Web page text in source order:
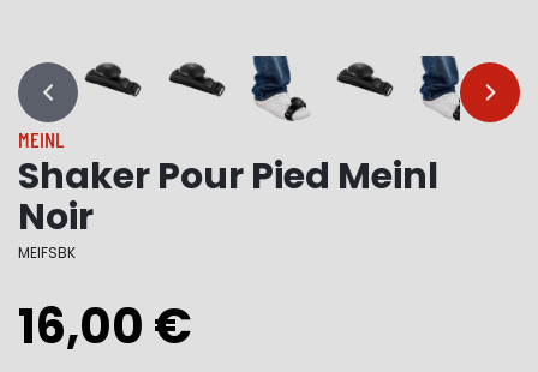
… …
MEINL
Shaker Pour Pied Meinl
Noir
MEIFSBK
16,00 €